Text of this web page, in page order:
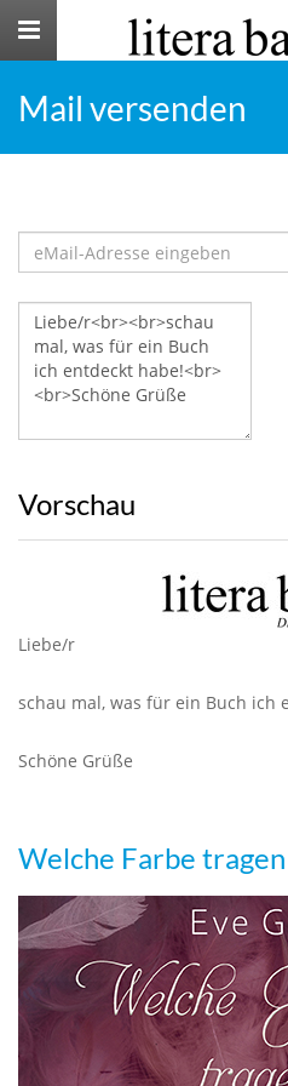
Toggle
Mail versenden
Vorschau
Liebe/r
schau mal, was für ein Buch ich
Schöne Grüße
Welche Farbe